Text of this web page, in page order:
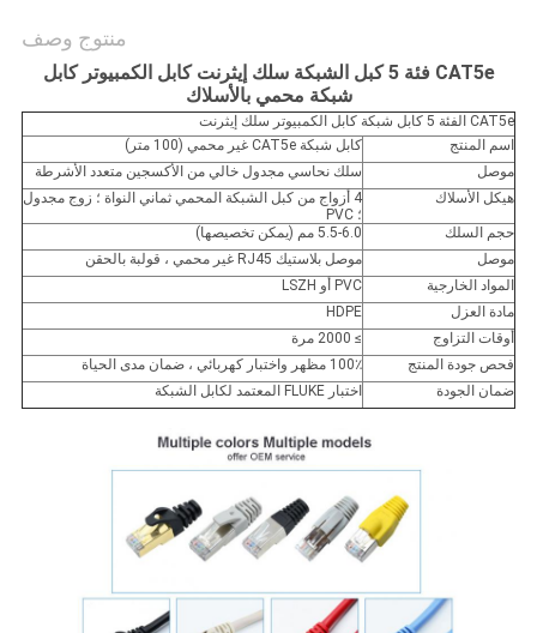
منتوج وصف
CAT5e فئة 5 كبل الشبكة سلك إيثرنت كابل الكمبيوتر كابل
شبكة محمي بالأسلاك
CAT5e الفئة 5 كابل شبكة كابل الكمبيوتر سلك إيثرنت
اسم المنتج
كابل شبكة CAT5e غير محمي (100 متر)
موصل
سلك نحاسي مجدول خالي من الأكسجين متعدد الأشرطة
هيكل الأسلاك
4 أزواج من كبل الشبكة المحمي ثماني النواة ؛ زوج مجدول
؛ PVC
حجم السلك
5.5-6.0 مم (يمكن تخصيصها)
موصل
موصل بلاستيك RJ45 غير محمي ، قولبة بالحقن
المواد الخارجية
PVC أو LSZH
مادة العزل
HDPE
أوقات التزاوج
≥ 2000 مرة
فحص جودة المنتج
100٪ مظهر واختبار كهربائي ، ضمان مدى الحياة
ضمان الجودة
اختبار FLUKE المعتمد لكابل الشبكة